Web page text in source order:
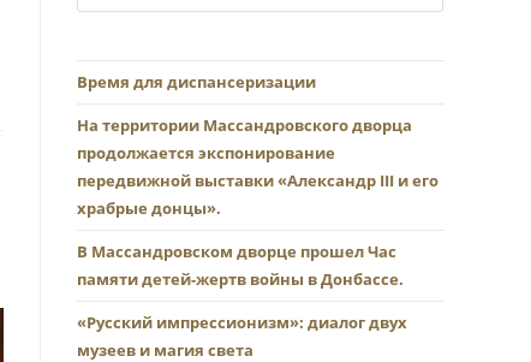
Время для диспансеризации
На территории Массандровского дворца
продолжается экспонирование
передвижной выставки «Александр III и его
храбрые донцы».
В Массандровском дворце прошел Час
памяти детей-жертв войны в Донбассе.
«Русский импрессионизм»: диалог двух
музеев и магия света